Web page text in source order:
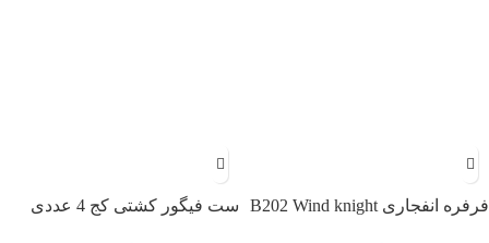
فرفره انفجاری B202 Wind knight
ست فیگور کشتی کج 4 عددی